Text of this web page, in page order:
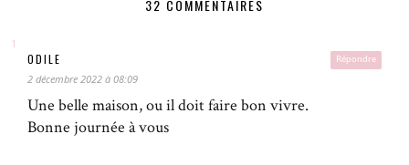
32 COMMENTAIRES
Répondre
ODILE
2 décembre 2022 à 08:09
Une belle maison, ou il doit faire bon vivre.
Bonne journée à vous